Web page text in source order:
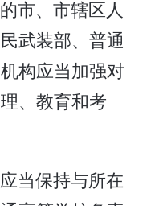
市、市辖区人
武装部、普通
构应当加强对
、教育和考
当保持与所在